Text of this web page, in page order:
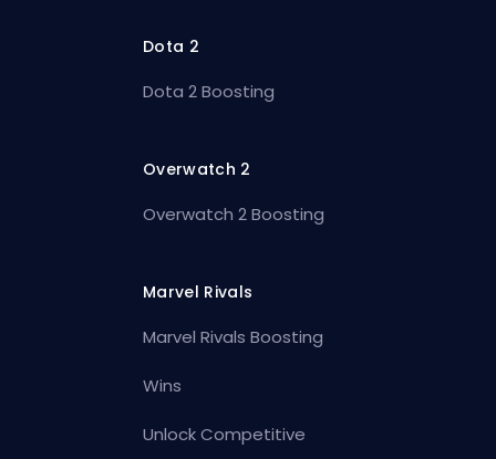
Dota 2
Dota 2 Boosting
Overwatch 2
Overwatch 2 Boosting
Marvel Rivals
Marvel Rivals Boosting
Wins
Unlock Competitive